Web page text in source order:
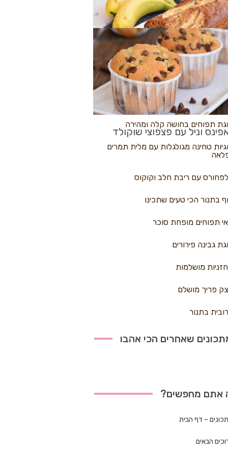
פיצה
בננות
וניל עם פצפוצי שוקולד
נקראים
תפוחים בחושה קלה ומהירה
טחינה מגולגלות עם מלית תמרים
עם ריבת חלב וקוקוס
בתנור הכי טעים שתכינו
תפוחים מופחת סוכר
גבינה פירורים
מושלמות
פריך מושלם
בתנור
שאחרים הכי אהבו
אתם מחפשים?
– דף הבית
הבאים